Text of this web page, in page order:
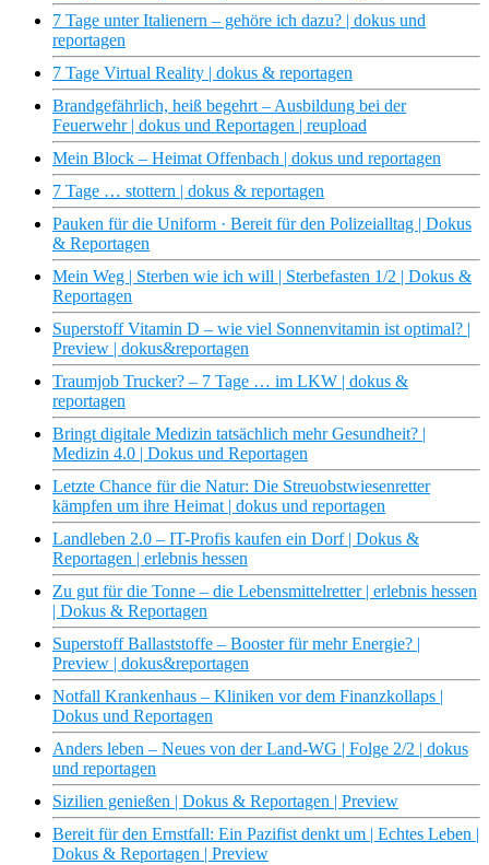
7 Tage unter Italienern – gehöre ich dazu? | dokus und
reportagen
7 Tage Virtual Reality | dokus & reportagen
Brandgefährlich, heiß begehrt – Ausbildung bei der
Feuerwehr | dokus und Reportagen | reupload
Mein Block – Heimat Offenbach | dokus und reportagen
7 Tage … stottern | dokus & reportagen
Pauken für die Uniform · Bereit für den Polizeialltag | Dokus
& Reportagen
Mein Weg | Sterben wie ich will | Sterbefasten 1/2 | Dokus &
Reportagen
Superstoff Vitamin D – wie viel Sonnenvitamin ist optimal? |
Preview | dokus&reportagen
Traumjob Trucker? – 7 Tage … im LKW | dokus &
reportagen
Bringt digitale Medizin tatsächlich mehr Gesundheit? |
Medizin 4.0 | Dokus und Reportagen
Letzte Chance für die Natur: Die Streuobstwiesenretter
kämpfen um ihre Heimat | dokus und reportagen
Landleben 2.0 – IT-Profis kaufen ein Dorf | Dokus &
Reportagen | erlebnis hessen
Zu gut für die Tonne – die Lebensmittelretter | erlebnis hessen
| Dokus & Reportagen
Superstoff Ballaststoffe – Booster für mehr Energie? |
Preview | dokus&reportagen
Notfall Krankenhaus – Kliniken vor dem Finanzkollaps |
Dokus und Reportagen
Anders leben – Neues von der Land-WG | Folge 2/2 | dokus
und reportagen
Sizilien genießen | Dokus & Reportagen | Preview
Bereit für den Ernstfall: Ein Pazifist denkt um | Echtes Leben |
Dokus & Reportagen | Preview